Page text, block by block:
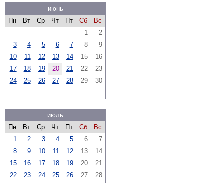
июнь
Пн
Вт Ср Чт Пт Сб
Вс
1
2
3
4 5 6 7 8
9
10
11 12 13 14 15
16
17
18 19 20 21 22
23
24
25 26 27 28 29 30
июль
Пн
Вт Ср Чт Пт Сб
Вс
1
2 3 4 5 6
7
8
9 10 11 12 13
14
15
16 17 18 19 20
21
22
23 24 25 26 27
28